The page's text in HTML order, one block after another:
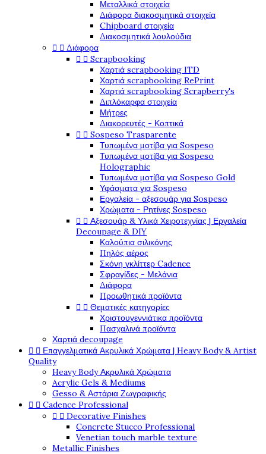
Μεταλλικά στοιχεία
Διάφορα διακοσμητικά στοιχεία
Chipboard στοιχεία
Διακοσμητικά λουλούδια
  Διάφορα
  Scrapbooking
Χαρτιά scrapbooking ITD
Χαρτιά scrapbooking RePrint
Χαρτιά scrapbooking Scrapberry's
Διπλόκαρφα στοιχεία
Μήτρες
Διακορευτές - Κοπτικά
  Sospeso Trasparente
Τυπωμένα μοτίβα για Sospeso
Τυπωμένα μοτίβα για Sospeso
Holographic
Τυπωμένα μοτίβα για Sospeso Gold
Υφάσματα για Sospeso
Εργαλεία - αξεσουάρ για Sospeso
Χρώματα - Ρητίνες Sospeso
  Αξεσουάρ & Υλικά Χειροτεχνίας | Εργαλεία
Decoupage & DIY
Καλούπια σιλικόνης
Πηλός αέρος
Σκόνη γκλίττερ Cadence
Σφραγίδες - Μελάνια
Διάφορα
Προωθητικά προϊόντα
  Θεματικές κατηγορίες
Χριστουγεννιάτικα προϊόντα
Πασχαλινά προϊόντα
Χαρτιά decoupage
  Επαγγελματικά Ακρυλικά Χρώματα | Heavy Body & Artist
Quality
Heavy Body Ακρυλικά Χρώματα
Acrylic Gels & Mediums
Gesso & Αστάρια Ζωγραφικής
  Cadence Professional
  Decorative Finishes
Concrete Stucco Professional
Venetian touch marble texture
Metallic Finishes